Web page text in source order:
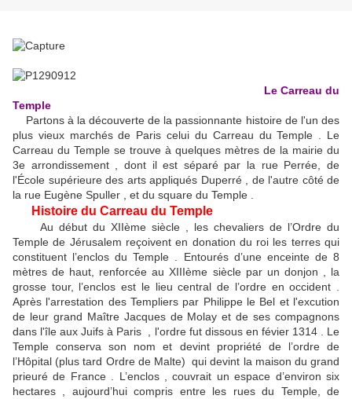
Le Carreau du
Temple
Partons à la découverte de la passionnante histoire de l'un des
plus vieux marchés de Paris celui du Carreau du Temple . Le
Carreau du Temple se trouve à quelques mètres de la mairie du
3e arrondissement , dont il est séparé par la rue Perrée, de
l'École supérieure des arts appliqués Duperré , de l'autre côté de
la rue Eugène Spuller , et du square du Temple .
Histoire du Carreau du Temple
Au début du XIIème siècle , les chevaliers de l’Ordre du
Temple de Jérusalem reçoivent en donation du roi les terres qui
constituent l’enclos du Temple . Entourés d’une enceinte de 8
mètres de haut, renforcée au XIIIème siècle par un donjon , la
grosse tour, l’enclos est le lieu central de l’ordre en occident .
Après l'arrestation des Templiers par Philippe le Bel et l'excution
de leur grand Maître Jacques de Molay et de ses compagnons
dans l'île aux Juifs à Paris , l'ordre fut dissous en févier 1314 . Le
Temple conserva son nom et devint propriété de l’ordre de
l’Hôpital (plus tard Ordre de Malte) qui devint la maison du grand
prieuré de France . L’enclos , couvrait un espace d’environ six
hectares , aujourd’hui compris entre les rues du Temple, de